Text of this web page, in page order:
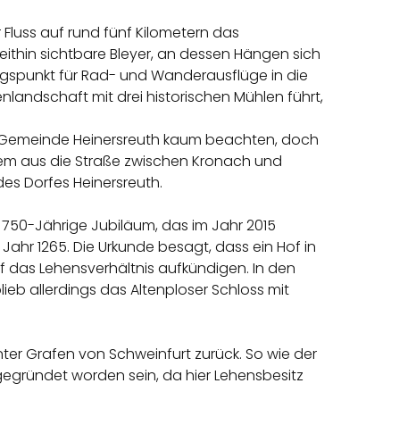
auf rund fünf Kilometern das
sichtbare Bleyer, an dessen Hängen sich
für Rad- und Wanderausflüge in die
mit drei historischen Mühlen führt,
Heinersreuth kaum beachten, doch
aus die Straße zwischen Kronach und
Dorfes Heinersreuth.
Jährige Jubiläum, das im Jahr 2015
1265. Die Urkunde besagt, dass ein Hof in
Lehensverhältnis aufkündigen. In den
allerdings das Altenploser Schloss mit
Grafen von Schweinfurt zurück. So wie der
worden sein, da hier Lehensbesitz